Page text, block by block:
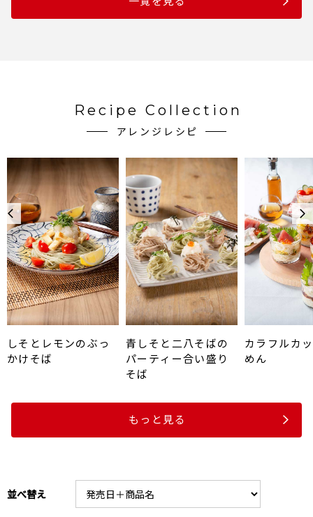
Recipe Collection
アレンジレシピ
しそとレモンのぶっ
かけそば
青しそと二八そばの
パーティー合い盛り
そば
カラフルカ
めん
もっと見る
並べ替え